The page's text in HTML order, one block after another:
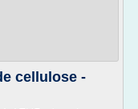
cellulose -